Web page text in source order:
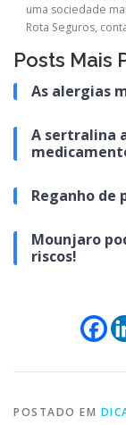
uma sociedade
Rota Seguros,
Posts Mais
As alergias
A sertralina
Reganho de
Mounjaro
riscos!
POSTADO EM